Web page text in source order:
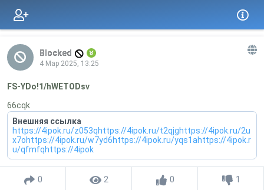
Blocked
4 Мар 2025, 13:25
FS-YDo!1/hWETODsv
66cqk
Внешняя ссылка
https://4ipok.ru/z053qhttps://4ipok.ru/t2qjghttps://4ipok.ru/2u
x7ohttps://4ipok.ru/w7yd6https://4ipok.ru/yqs1ahttps://4ipok.r
u/qfmfqhttps://4ipok
0 2 0 1